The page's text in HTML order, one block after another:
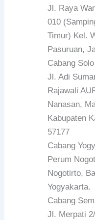
Jl. Raya
010
Timur) Kel.
Pasuruan,
Cabang Solo
Jl. Adi
Rajawali
Nanasan,
Kabupaten
57177
Cabang
Perum
Nogotirto,
Yogyakarta.
Cabang
Jl. Merpati